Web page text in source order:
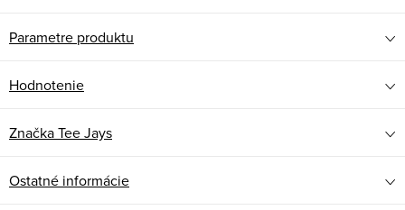
Parametre produktu
Hodnotenie
ZnačkaTee Jays
Ostatné informácie